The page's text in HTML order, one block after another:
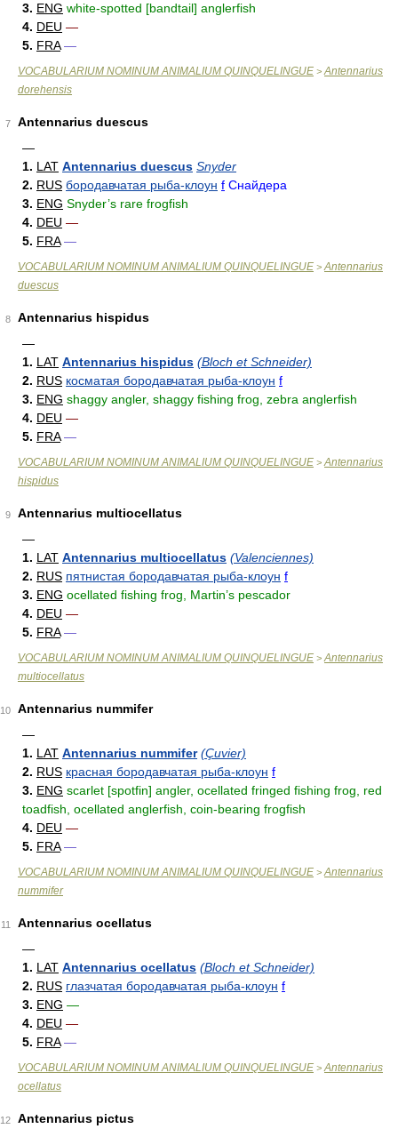
3. ENG white-spotted [bandtail] anglerfish
4. DEU —
5. FRA —
VOCABULARIUM NOMINUM ANIMALIUM QUINQUELINGUE > Antennarius
dorehensis
7
Antennarius duescus
—
1. LAT Antennarius duescus Snyder
2. RUS бородавчатая рыба-клоун f Снайдера
3. ENG Snyder’s rare frogfish
4. DEU —
5. FRA —
VOCABULARIUM NOMINUM ANIMALIUM QUINQUELINGUE > Antennarius
duescus
8
Antennarius hispidus
—
1. LAT Antennarius hispidus (Bloch et Schneider)
2. RUS косматая бородавчатая рыба-клоун f
3. ENG shaggy angler, shaggy fishing frog, zebra anglerfish
4. DEU —
5. FRA —
VOCABULARIUM NOMINUM ANIMALIUM QUINQUELINGUE > Antennarius
hispidus
9
Antennarius multiocellatus
—
1. LAT Antennarius multiocellatus (Valenciennes)
2. RUS пятнистая бородавчатая рыба-клоун f
3. ENG ocellated fishing frog, Martin’s pescador
4. DEU —
5. FRA —
VOCABULARIUM NOMINUM ANIMALIUM QUINQUELINGUE > Antennarius
multiocellatus
10
Antennarius nummifer
—
1. LAT Antennarius nummifer (Çuvier)
2. RUS красная бородавчатая рыба-клоун f
3. ENG scarlet [spotfin] angler, ocellated fringed fishing frog, red
toadfish, ocellated anglerfish, coin-bearing frogfish
4. DEU —
5. FRA —
VOCABULARIUM NOMINUM ANIMALIUM QUINQUELINGUE > Antennarius
nummifer
11
Antennarius ocellatus
—
1. LAT Antennarius ocellatus (Bloch et Schneider)
2. RUS глазчатая бородавчатая рыба-клоун f
3. ENG —
4. DEU —
5. FRA —
VOCABULARIUM NOMINUM ANIMALIUM QUINQUELINGUE > Antennarius
ocellatus
12
Antennarius pictus